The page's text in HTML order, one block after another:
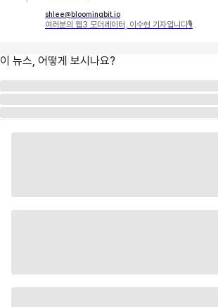
shlee@bloomingbit.io
여러분의 웹3 모더레이터, 이수현 기자입니다🎙
이 뉴스, 어떻게 보시나요?